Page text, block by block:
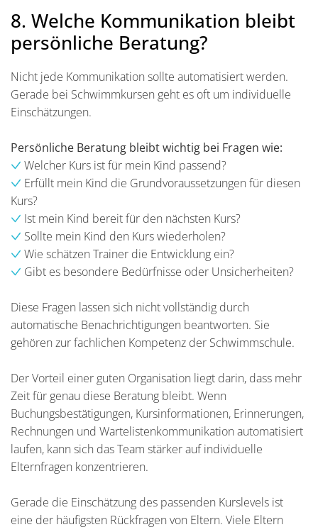
8. Welche Kommunikation bleibt
persönliche Beratung?
Nicht jede Kommunikation sollte automatisiert werden.
Gerade bei Schwimmkursen geht es oft um individuelle
Einschätzungen.
Persönliche Beratung bleibt wichtig bei Fragen wie:
Welcher Kurs ist für mein Kind passend?
Erfüllt mein Kind die Grundvoraussetzungen für diesen
Kurs?
Ist mein Kind bereit für den nächsten Kurs?
Sollte mein Kind den Kurs wiederholen?
Wie schätzen Trainer die Entwicklung ein?
Gibt es besondere Bedürfnisse oder Unsicherheiten?
Diese Fragen lassen sich nicht vollständig durch
automatische Benachrichtigungen beantworten. Sie
gehören zur fachlichen Kompetenz der Schwimmschule.
Der Vorteil einer guten Organisation liegt darin, dass mehr
Zeit für genau diese Beratung bleibt. Wenn
Buchungsbestätigungen, Kursinformationen, Erinnerungen,
Rechnungen und Wartelistenkommunikation automatisiert
laufen, kann sich das Team stärker auf individuelle
Elternfragen konzentrieren.
Gerade die Einschätzung des passenden Kurslevels ist
eine der häufigsten Rückfragen von Eltern. Viele Eltern